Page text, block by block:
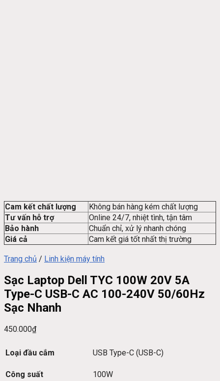
Cam kết chất lượng
Không bán hàng kém chất lượng
Tư vấn hỗ trợ
Online 24/7, nhiệt tình, tận tâm
Bảo hành
Chuẩn chỉ, xử lý nhanh chóng
Giá cả
Cam kết giá tốt nhất thị trường
Trang chủ / Linh kiện máy tính
Sạc Laptop Dell TYC 100W 20V 5A
Type-C USB-C AC 100-240V 50/60Hz
Sạc Nhanh
450.000₫
Loại đầu cắm USB Type-C (USB-C)
Công suất 100W